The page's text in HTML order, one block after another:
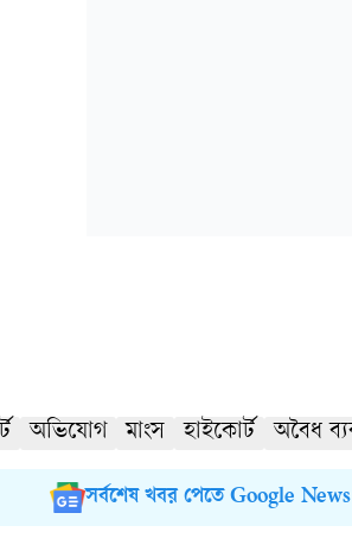
অভিযোগ মাংস হাইকোর্ট অবৈধ
সর্বশেষ খবর পেতে Google